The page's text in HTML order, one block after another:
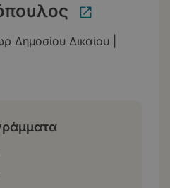
Δημοσίου Δικαίου |